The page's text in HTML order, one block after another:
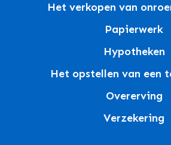
Het verkopen van
Papierwerk
Hypotheken
Het opstellen van een
Overerving
Verzekering